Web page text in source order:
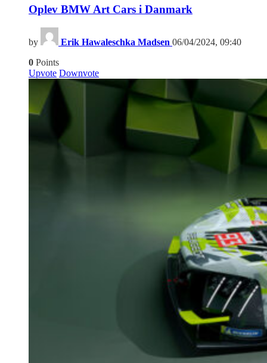
Oplev BMW Art Cars i Danmark
by Erik Hawaleschka Madsen 06/04/2024, 09:40
0 Points
Upvote Downvote